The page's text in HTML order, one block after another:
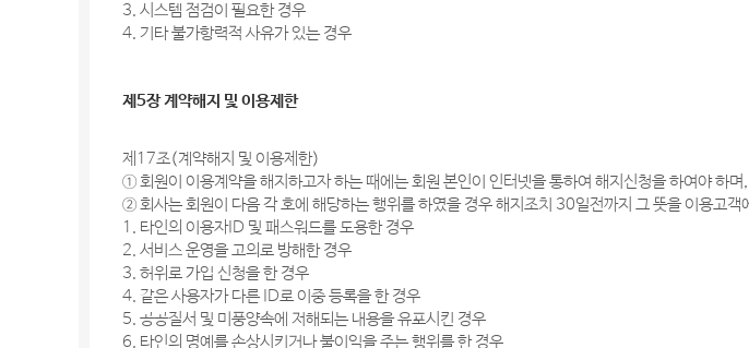
3. 시스템 점검이 필요한 경우
4. 기타 불가항력적 사유가 있는 경우
제5장 계약해지 및 이용제한
제17조(계약해지 및 이용제한)
① 회원이 이용계약을 해지하고자 하는 때에는 회원 본인이 인터넷을 통하여 해지신청을 하여야 하
② 회사는 회원이 다음 각 호에 해당하는 행위를 하였을 경우 해지조치 30일전까지 그 뜻을 이용고객
1. 타인의 이용자ID 및 패스워드를 도용한 경우
2. 서비스 운영을 고의로 방해한 경우
3. 허위로 가입 신청을 한 경우
4. 같은 사용자가 다른 ID로 이중 등록을 한 경우
5. 공공질서 및 미풍양속에 저해되는 내용을 유포시킨 경우
6. 타인의 명예를 손상시키거나 불이익을 주는 행위를 한 경우